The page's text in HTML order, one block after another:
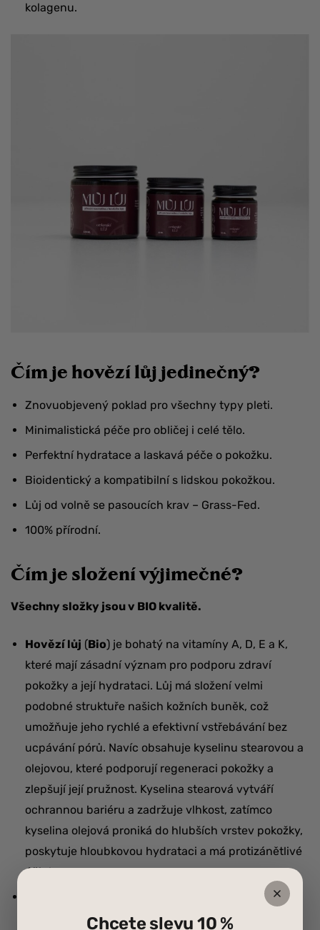
kolagenu.
Čím je hovězí lůj jedinečný?
Znovuobjevený poklad pro všechny typy pleti.
Minimalistická péče pro obličej i celé tělo.
Perfektní hydratace a laskavá péče o pokožku.
Bioidentický a kompatibilní s lidskou pokožkou.
Lůj od volně se pasoucích krav – Grass-Fed.
100% přírodní.
Čím je složení výjimečné?
Všechny složky jsou v BIO kvalitě.
Hovězí lůj (Bio) je bohatý na vitamíny A, D, E a K,
které mají zásadní význam pro podporu zdraví
pokožky a její hydrataci. Lůj má složení velmi
podobné struktuře našich kožních buněk, což
umožňuje jeho rychlé a efektivní vstřebávání bez
ucpávání pórů. Navíc obsahuje kyselinu stearovou a
olejovou, které podporují regeneraci pokožky a
zlepšují její pružnost. Kyselina stearová vytváří
ochrannou bariéru a zadržuje vlhkost, zatímco
kyselina olejová proniká do hlubších vrstev pokožky,
poskytuje hloubkovou hydrataci a má protizánětlivé
účinky.
) je známý svými omlazujícími a
rozjasňujícími účinky na pleť. Obsahuje esenciální
Chcete slevu 10 %